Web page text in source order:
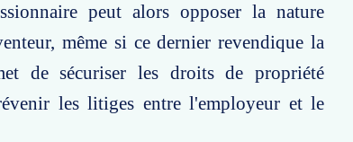
peut alors opposer la nature
même si ce dernier revendique la
de sécuriser les droits de propriété
les litiges entre l'employeur et le